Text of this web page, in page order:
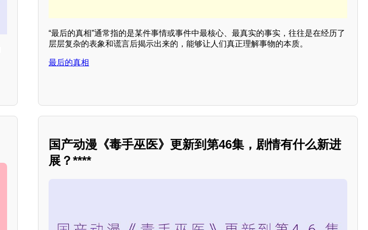
“最后的真相”通常指的是某件事情或事件中最核心、最真实的事实，往往是在经历了
层层复杂的表象和谎言后揭示出来的，能够让人们真正理解事物的本质。
最后的真相
国产动漫《毒手巫医》更新到第46集，剧情有什么新进
展？****